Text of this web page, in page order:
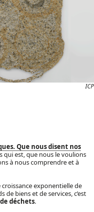
ICP
Que nous disent nos
qui est, que nous le voulions
à nous comprendre et à
exponentielle de
biens et de services, c’est
déchets.